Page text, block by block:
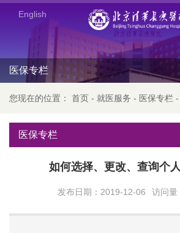
English
医保专栏
您现在的位置： 首页 - 就医服务 - 医保专栏 -
医保专栏
如何选择、更改、查询个
发布日期：2019-12-06 访问量